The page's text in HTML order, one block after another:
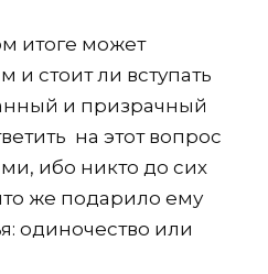
итоге может
и стоит ли вступать
и призрачный
на этот вопрос
ибо никто до сих
же подарило ему
одиночество или